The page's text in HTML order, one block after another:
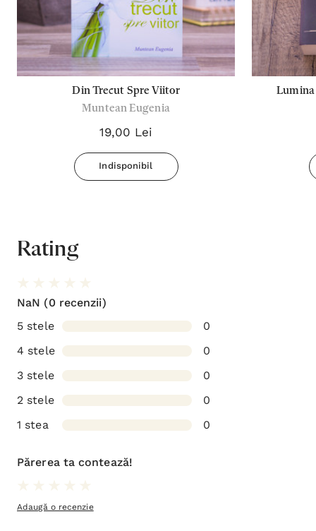
Din Trecut Spre Viitor
Muntean Eugenia
19,00 Lei
Indisponibil
Lumina
Rating
NaN (0 recenzii)
5 stele
0
4 stele
0
3 stele
0
2 stele
0
1 stea
0
Părerea ta contează!
Adaugă o recenzie